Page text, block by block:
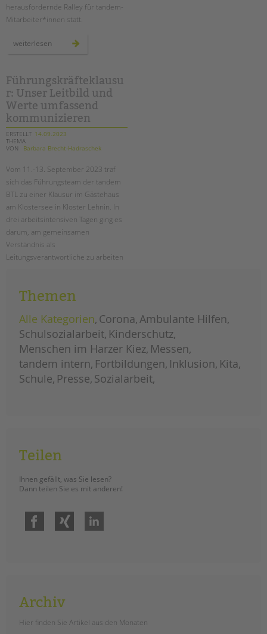
herausfordernde Ralley für tandem-
Mitarbeiter*innen statt.
weiterlesen abenteuerliche
Führungskräfteklausu
r: Unser Leitbild und
Werte umfassend
kommunizieren
ERSTELLT 14.09.2023
THEMA
VON
Barbara Brecht-Hadraschek
Vom 11.-13. September 2023 traf
sich das Führungsteam der tandem
BTL zu einer Klausur im Gästehaus
am Klostersee in Kloster Lehnin. In
drei arbeitsintensiven Tagen ging es
darum, am gemeinsamen
Verständnis als
Leitungsverantwortliche zu arbeiten
leitbild
und
werte
umfassend
kommunizieren
Themen
Alle Kategorien Corona Ambulante Hilfen
Schulsozialarbeit Kinderschutz
Menschen im Harzer Kiez Messen
tandem intern Fortbildungen Inklusion Kita
Schule Presse Sozialarbeit
Teilen
Ihnen gefällt, was Sie lesen?
Dann teilen Sie es mit anderen!
Facebook Xing
Archiv
Hier finden Sie Artikel aus den Monaten